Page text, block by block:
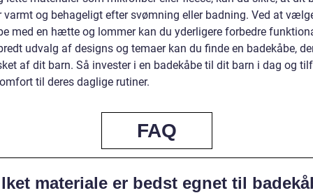
varmt og behageligt efter svømning eller badning. Ved at
med en hætte og lommer kan du yderligere forbedre
udvalg af designs og temaer kan du finde en badekåbe,
af dit barn. Så invester i en badekåbe til dit barn i dag og
til deres daglige rutiner.
FAQ
materiale er bedst egnet til